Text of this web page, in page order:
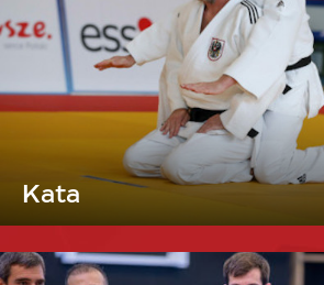
Kata